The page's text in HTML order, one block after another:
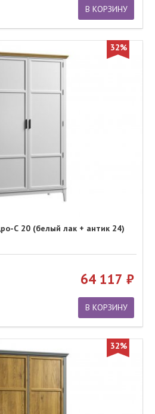
В КОРЗИНУ
32%
С 20 (белый лак + антик 24)
64 117
В КОРЗИНУ
32%